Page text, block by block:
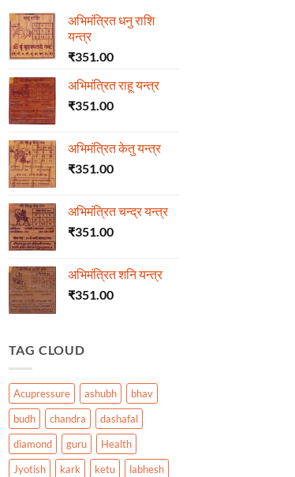
अभिमंत्रित धनु राशि
यन्त्र
₹351.00
अभिमंत्रित राहू यन्त्र
₹351.00
अभिमंत्रित केतु यन्त्र
₹351.00
अभिमंत्रित चन्द्र यन्त्र
₹351.00
अभिमंत्रित शनि यन्त्र
₹351.00
TAG CLOUD
Acupressure ashubh
bhav
budh
chandra
dashafal
diamond
guru
Health
Jyotish
kark ketu
labhesh